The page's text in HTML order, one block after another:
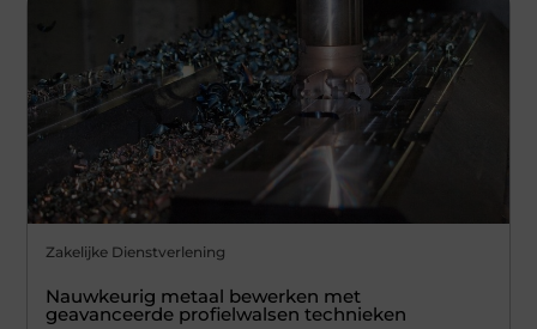
Zakelijke Dienstverlening
Nauwkeurig metaal bewerken met
geavanceerde profielwalsen technieken